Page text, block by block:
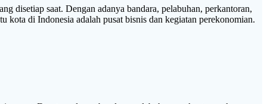
saat. Dengan adanya bandara, pelabuhan, perkantoran,
kota di Indonesia adalah pusat bisnis dan kegiatan perekonomian.